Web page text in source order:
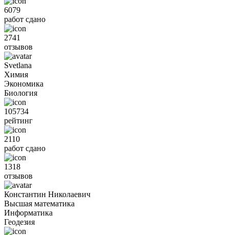
6079
работ сдано
2741
отзывов
Svetlana
Химия
Экономика
Биология
105734
рейтинг
2110
работ сдано
1318
отзывов
Константин Николаевич
Высшая математика
Информатика
Геодезия